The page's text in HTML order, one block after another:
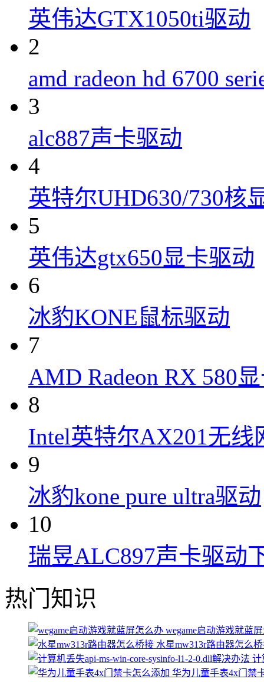
英伟达GTX1050ti驱动
2
amd radeon hd 6700
3
alc887声卡驱动
4
英特尔UHD630/730核
5
英伟达gtx650显卡驱动
6
冰豹KONE鼠标驱动
7
AMD Radeon RX 580
8
Intel英特尔AX201无线
9
冰豹kone pure ultra驱动
10
瑞昱ALC897声卡驱动
热门知识
wegame启动游戏就蓝
水星mw313r路由器怎么
计
华为儿童手表4x门禁